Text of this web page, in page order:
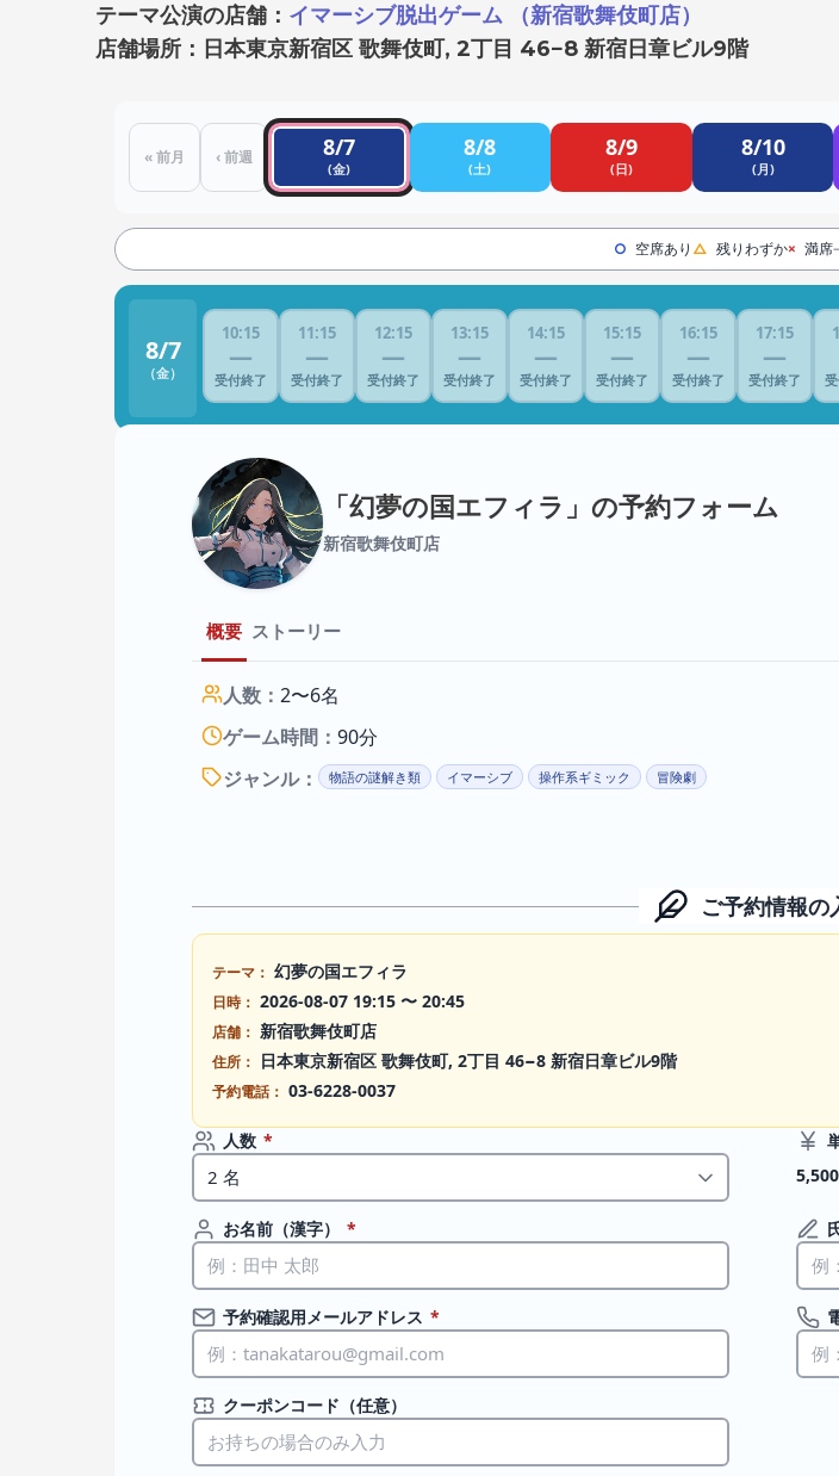
テーマ公演の店舗： イマーシブ脱出ゲーム （新宿歌舞伎町店）
店舗場所：日本東京新宿区 歌舞伎町, 2丁目 46−8 新宿日章ビル9階
« 前月 ‹ 前週 8/7
(金)
8/8
(土)
8/9
(日)
8/10
(月)
○ 空席あり △ 残りわずか× 満席
8/7
（金）
10:15
—
受付終了
11:15
—
受付終了
12:15
—
受付終了
13:15
—
受付終了
14:15
—
受付終了
15:15
—
受付終了
16:15
—
受付終了
17:15
—
受付終了
「幻夢の国エフィラ」の予約フォーム
新宿歌舞伎町店
概要 ストーリー
人数：2〜6名
ゲーム時間：90分
ジャンル： 物語の謎解き類 イマーシブ 操作系ギミック 冒険劇
ご予約情報の
テーマ： 幻夢の国エフィラ
日時： 2026-08-07 19:15 〜 20:45
店舗： 新宿歌舞伎町店
住所： 日本東京新宿区 歌舞伎町, 2丁目 46−8 新宿日章ビル9階
予約電話： 03-6228-0037
人数 *
お名前（漢字） *
予約確認用メールアドレス *
クーポンコード（任意）